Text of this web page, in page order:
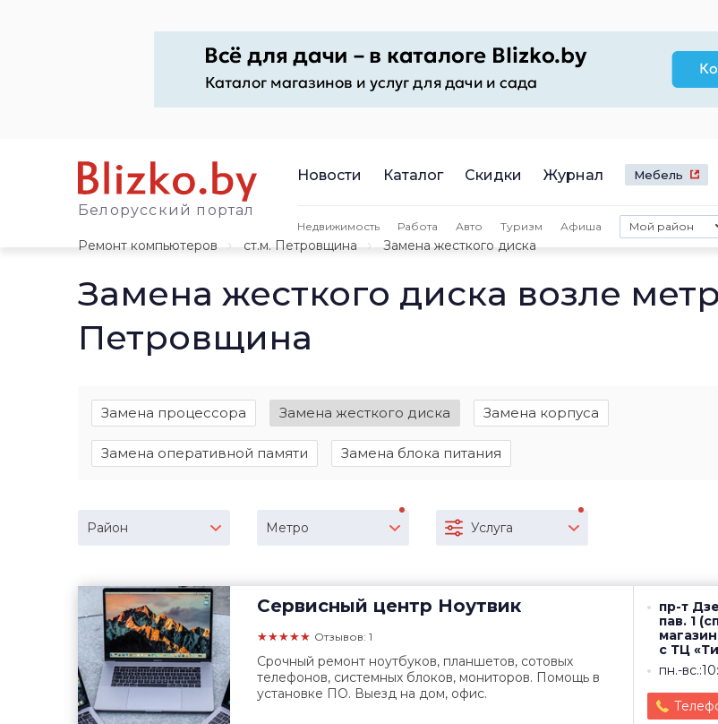
Белорусский портал
Новости Каталог Скидки Журнал Мебель
Недвижимость Работа Авто Туризм Афиша Мой район
Ремонт компьютеров
ст.м. Петровщина Замена жесткого диска
Замена жесткого диска возле
Петровщина
Замена процессора Замена жесткого диска Замена корпуса
Замена оперативной памяти Замена блока питания
Район Метро Услуга
Сервисный центр Ноутвик
★★★★★ Отзывов: 1
пр-т
пав. 1
с ТЦ
пн.-
Срочный ремонт ноутбуков, планшетов, сотовых
телефонов, системных блоков, мониторов. Помощь в
установке ПО. Выезд на дом, офис.